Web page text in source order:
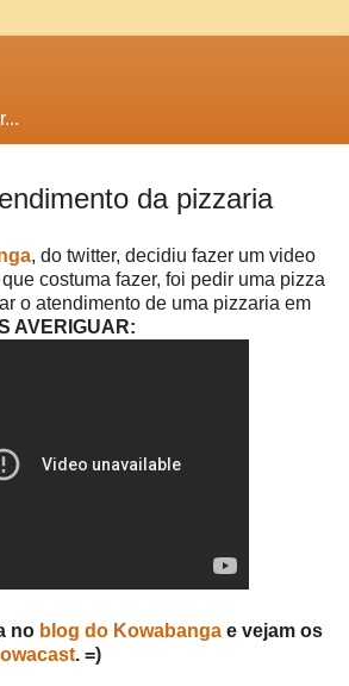
da pizzaria
, do twitter, decidiu fazer um video
costuma fazer, foi pedir uma pizza
o atendimento de uma pizzaria em
AVERIGUAR:
no blog do Kowabanga e vejam os
. =)